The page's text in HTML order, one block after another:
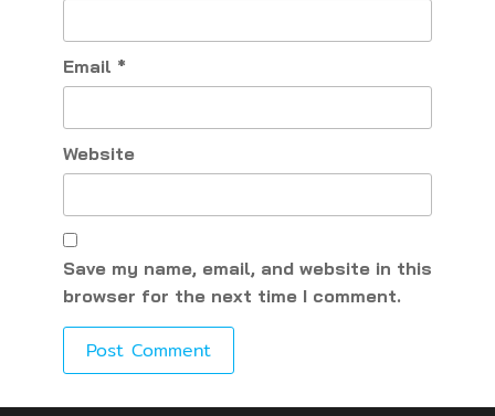
Email *
Website
Save my name, email, and website in this
browser for the next time I comment.